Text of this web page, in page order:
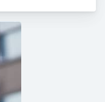
etmekle
gereklilikleri
amacı